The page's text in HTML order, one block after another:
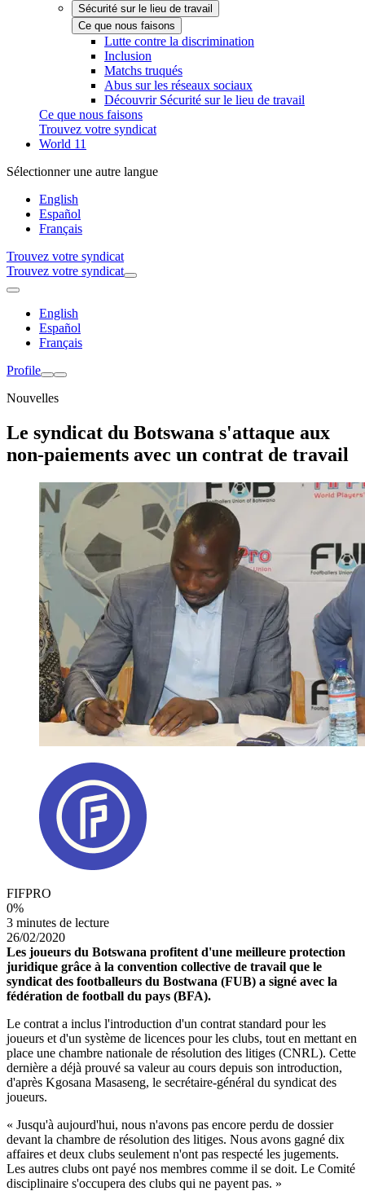
Sécurité sur le lieu de travail
Ce que nous faisons
Lutte contre la discrimination
Inclusion
Matchs truqués
Abus sur les réseaux sociaux
Découvrir Sécurité sur le lieu de travail
Ce que nous faisons
Trouvez votre syndicat
World 11
Sélectionner une autre langue
English
Español
Français
Trouvez votre syndicat
Trouvez votre syndicat
English
Español
Français
Profile
Nouvelles
Le syndicat du Botswana s'attaque aux
non-paiements avec un contrat de travail
FIFPRO
0%
3 minutes de lecture
26/02/2020
Les joueurs du Botswana profitent d'une meilleure protection
juridique grâce à la convention collective de travail que le
syndicat des footballeurs du Bostwana (FUB) a signé avec la
fédération de football du pays (BFA).
Le contrat a inclus l'introduction d'un contrat standard pour les
joueurs et d'un système de licences pour les clubs, tout en mettant en
place une chambre nationale de résolution des litiges (CNRL). Cette
dernière a déjà prouvé sa valeur au cours depuis son introduction,
d'après Kgosana Masaseng, le secrétaire-général du syndicat des
joueurs.
« Jusqu'à aujourd'hui, nous n'avons pas encore perdu de dossier
devant la chambre de résolution des litiges. Nous avons gagné dix
affaires et deux clubs seulement n'ont pas respecté les jugements.
Les autres clubs ont payé nos membres comme il se doit. Le Comité
disciplinaire s'occupera des clubs qui ne payent pas. »